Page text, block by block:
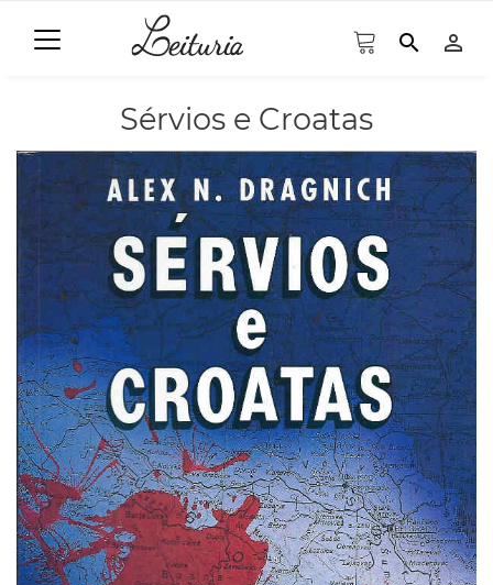
search person_outline
Sérvios e Croatas